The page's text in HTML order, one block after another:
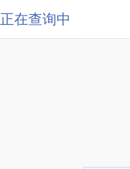
正在查询中